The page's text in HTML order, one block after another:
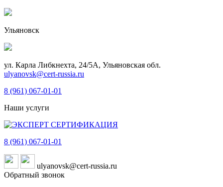
Ульяновск
ул. Карла Либкнехта, 24/5А, Ульяновская обл.
ulyanovsk@cert-russia.ru
8 (961) 067-01-01
Наши услуги
8 (961) 067-01-01
ulyanovsk@cert-russia.ru
Обратный звонок